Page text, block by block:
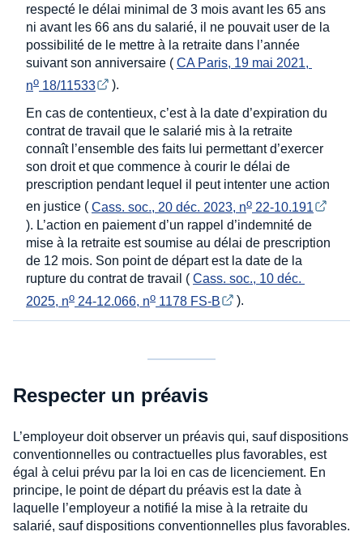
respecté le délai minimal de 3 mois avant les 65 ans
ni avant les 66 ans du salarié, il ne pouvait user de la
possibilité de le mettre à la retraite dans l’année
suivant son anniversaire ( CA Paris, 19 mai 2021,
no 18/11533 ).
En cas de contentieux, c’est à la date d’expiration du
contrat de travail que le salarié mis à la retraite
connaît l’ensemble des faits lui permettant d’exercer
son droit et que commence à courir le délai de
prescription pendant lequel il peut intenter une action
en justice ( Cass. soc., 20 déc. 2023, no 22-10.191
). L’action en paiement d’un rappel d’indemnité de
mise à la retraite est soumise au délai de prescription
de 12 mois. Son point de départ est la date de la
rupture du contrat de travail ( Cass. soc., 10 déc.
2025, no 24-12.066, no 1178 FS-B ).
Respecter un préavis
L’employeur doit observer un préavis qui, sauf dispositions
conventionnelles ou contractuelles plus favorables, est
égal à celui prévu par la loi en cas de licenciement. En
principe, le point de départ du préavis est la date à
laquelle l’employeur a notifié la mise à la retraite du
salarié, sauf dispositions conventionnelles plus favorables.